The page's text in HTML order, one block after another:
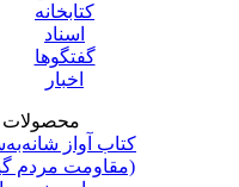
کتابخانه
اسناد
گفتگوها
اخبار
محصولات